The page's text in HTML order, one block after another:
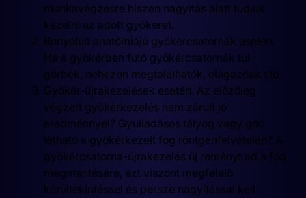
munkavégzésre hiszen nagyítás alatt tudjuk
kezelni az adott gyökeret.
Bonyolult anatómiájú gyökércsatornák esetén.
Ha a gyökérben futó gyökércsatornák túl
görbék, nehezen megtalálhatók, elágazóak stb.
Gyökér-újrakezelések esetén. Az előzőleg
végzett gyökérkezelés nem zárult jó
eredménnyel? Gyulladásos tályog vagy góc
látható a gyökérkezelt fog röntgenfelvételén? A
gyökércsatorna-újrakezelés új reményt ad a fog
megmentésére, ezt viszont megfelelő
körültekintéssel és persze nagyítással kell